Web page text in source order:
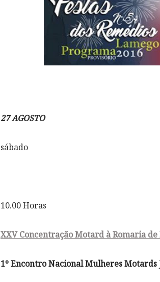
27 AGOSTO
sábado
10.00 Horas
XXV Concentração Motard à Romaria de
1º Encontro Nacional Mulheres Motards